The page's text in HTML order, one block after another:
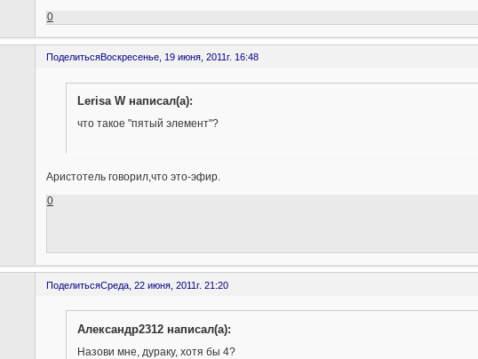
0
ПоделитьсяВоскресенье, 19 июня, 2011г. 16:48
Lerisa W написал(а):
что такое "пятый элемент"?
Аристотель говорил,что это-эфир.
0
ПоделитьсяСреда, 22 июня, 2011г. 21:20
Александр2312 написал(а):
Назови мне, дураку, хотя бы 4?